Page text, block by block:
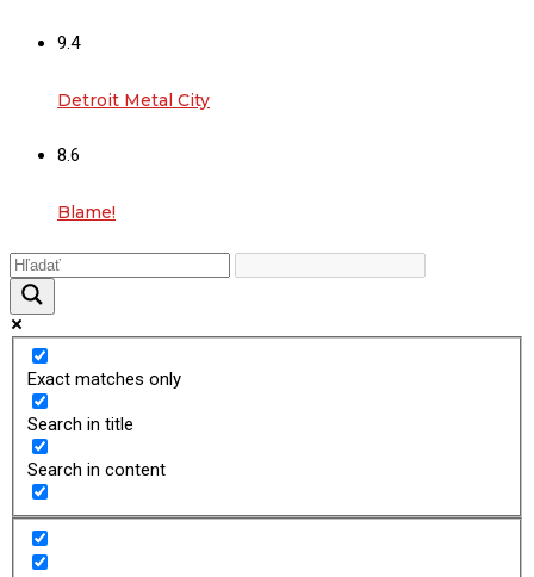
9.4
Detroit Metal City
8.6
Blame!
Exact matches only
Search in title
Search in content